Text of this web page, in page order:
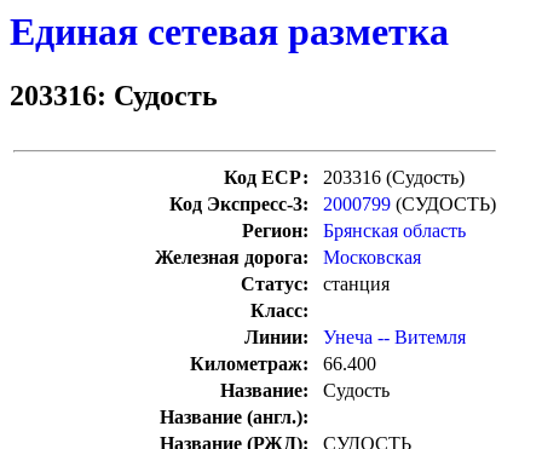
Единая сетевая разметка
203316: Судость
Код ЕСР:
203316 (Судость)
Код Экспресс-3:
2000799 (СУДОСТЬ)
Регион:
Брянская область
Железная дорога:
Московская
Статус:
станция
Класс:
Линии:
Унеча -- Витемля
Километраж:
66.400
Название:
Судость
Название (англ.):
Название (РЖД):
СУДОСТЬ